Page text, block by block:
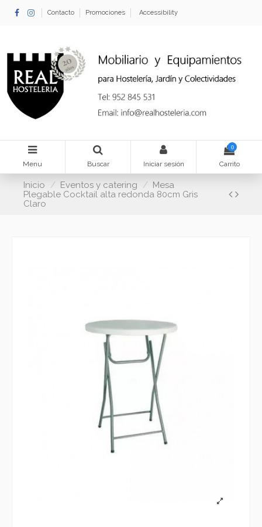
Contacto Promociones Accessibility
Menu Buscar Iniciar sesión
0
Carrito
Inicio Eventos y catering
Mesa
Plegable Cocktail alta redonda 80cm Gris
Claro